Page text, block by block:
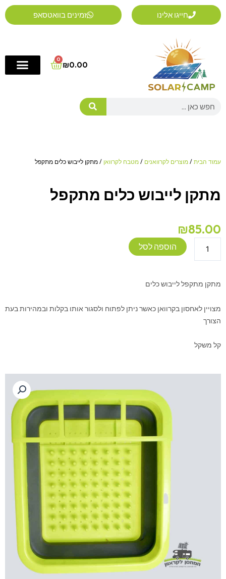
דילוג
לתוכן
חייגו אלינו זמינים בוואטסאפ
₪0.00
0
Cart
Search
עמוד הבית / מוצרים לקרוואנים / מטבח לקרוואן / מתקן לייבוש כלים מתקפל
מתקן לייבוש כלים מתקפל
₪85.00
הוספה לסל
מתקן מתקפל לייבוש כלים
מצויין לאחסון בקרוואן כאשר ניתן לפתוח ולסגור אותו בקלות ובמהירות בעת
הצורך
קל משקל